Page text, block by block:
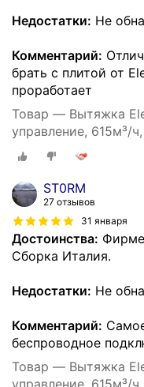
Недостатки: Не
Комментарий:
брать с плитой от
проработает
Товар — Вытяжка
управление, 615м³/
клапан
ST0RM
27 отзывов
31 января
Достоинства:
Сборка Италия.
Недостатки: Не
Комментарий:
беспроводное
Товар — Вытяжка
управление, 615м³/